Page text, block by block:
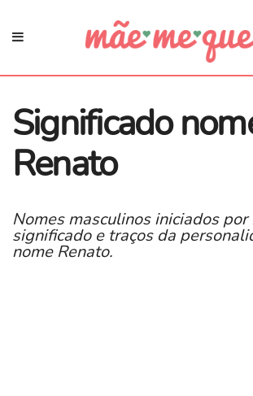
Significado
Renato
Nomes masculinos iniciados por
significado e traços da
nome Renato.